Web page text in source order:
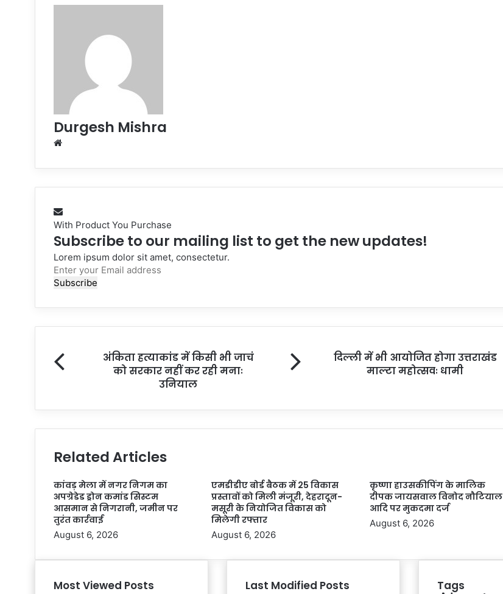
Durgesh Mishra
Website
With Product You Purchase
Subscribe to our mailing list to get the new updates!
Lorem ipsum dolor sit amet, consectetur.
Enter
your
address
अंकिता हत्याकांड में किसी भी जाचं
को सरकार नहीं कर रही मनाः
उनियाल
दिल्ली में भी आयोजित होगा उत्तराखंड
माल्टा महोत्सवः धामी
Related Articles
कांवड़ मेला में नगर निगम का
अपग्रेडेड ड्रोन कमांड सिस्टम
आसमान से निगरानी, जमीन पर
तुरंत कार्रवाई
August 6, 2026
एमडीडीए बोर्ड बैठक में 25 विकास
प्रस्तावों को मिली मंजूरी, देहरादून-
मसूरी के नियोजित विकास को
मिलेगी रफ्तार
August 6, 2026
कृष्णा हाउसकीपिंग के मालिक
दीपक जायसवाल विनोद नौटियाल
आदि पर मुकदमा दर्ज
August 6, 2026
Most Viewed Posts Last Modified Posts Tags